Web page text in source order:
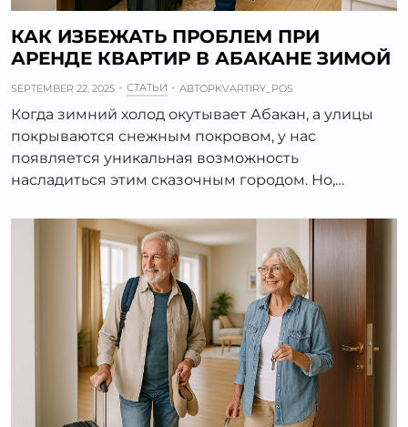
КАК ИЗБЕЖАТЬ ПРОБЛЕМ ПРИ
АРЕНДЕ КВАРТИР В АБАКАНЕ ЗИМОЙ
SEPTEMBER 22, 2025 СТАТЬИ АВТОРKVARTIRY_POS
Когда зимний холод окутывает Абакан, а улицы
покрываются снежным покровом, у нас
появляется уникальная возможность
насладиться этим сказочным городом. Но,…